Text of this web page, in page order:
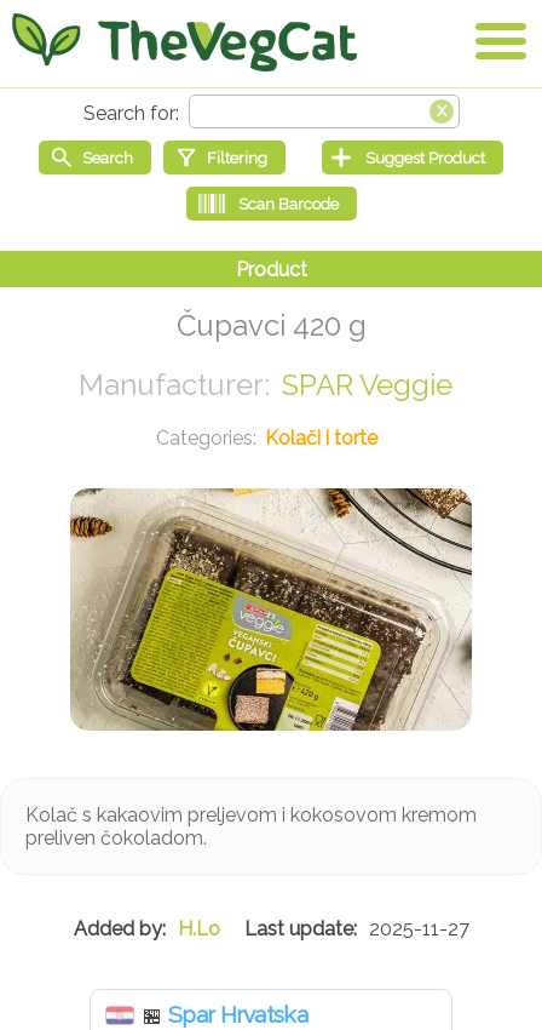
Čupavci 420 g
SPAR Veggie
Kolači i torte
Kolač s kakaovim preljevom i kokosovom kremom
preliven čokoladom.
H.Lo 2025-11-27
🏪 Spar Hrvatska